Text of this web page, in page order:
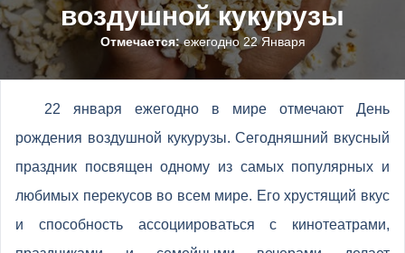
воздушной кукурузы
Отмечается:ежегодно 22 Января
22 января ежегодно в мире отмечают День
рождения воздушной кукурузы. Сегодняшний вкусный
праздник посвящен одному из самых популярных и
любимых перекусов во всем мире. Его хрустящий вкус
и способность ассоциироваться с кинотеатрами,